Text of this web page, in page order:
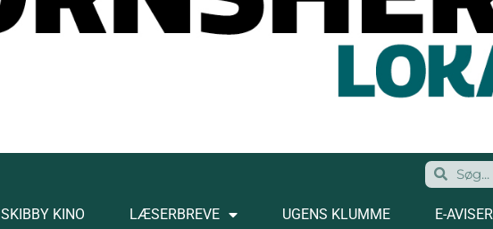
SKIBBY KINO LÆSERBREVE UGENS KLUMME E-AVISER